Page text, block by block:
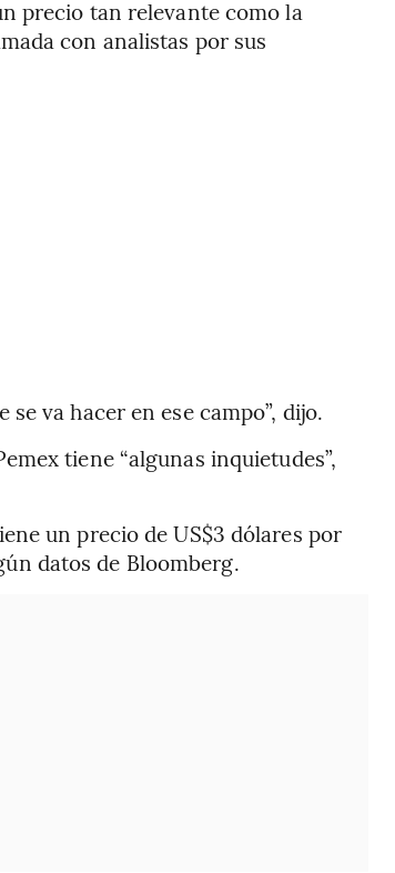
precio tan relevante como la
con analistas por sus
va hacer en ese campo”, dijo.
tiene “algunas inquietudes”,
un precio de US$3 dólares por
datos de Bloomberg.